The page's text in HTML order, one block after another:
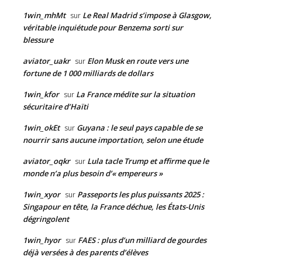
1win_mhMt sur Le Real Madrid s’impose à Glasgow,
véritable inquiétude pour Benzema sorti sur
blessure
aviator_uakr sur Elon Musk en route vers une
fortune de 1 000 milliards de dollars
1win_kfor sur La France médite sur la situation
sécuritaire d’Haïti
1win_okEt sur Guyana : le seul pays capable de se
nourrir sans aucune importation, selon une étude
aviator_oqkr sur Lula tacle Trump et affirme que le
monde n’a plus besoin d’« empereurs »
1win_xyor sur Passeports les plus puissants 2025 :
Singapour en tête, la France déchue, les États-Unis
dégringolent
1win_hyor sur FAES : plus d’un milliard de gourdes
déjà versées à des parents d’élèves